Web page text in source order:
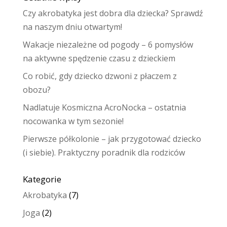
Czy akrobatyka jest dobra dla dziecka? Sprawdź
na naszym dniu otwartym!
Wakacje niezależne od pogody – 6 pomysłów
na aktywne spędzenie czasu z dzieckiem
Co robić, gdy dziecko dzwoni z płaczem z
obozu?
Nadlatuje Kosmiczna AcroNocka – ostatnia
nocowanka w tym sezonie!
Pierwsze półkolonie – jak przygotować dziecko
(i siebie). Praktyczny poradnik dla rodziców
Kategorie
Akrobatyka (7)
Joga (2)